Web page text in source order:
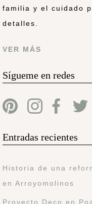
familia y el cuidado
detalles.
VER MÁS
Sígueme en redes
Entradas recientes
Historia de una
en Arroyomolinos
Proyecto Deco en